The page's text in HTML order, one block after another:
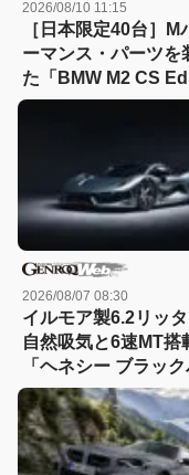
2026/08/10 11:15
［日本限定40台］M
ーマンス・パーツを
た「BMW M2 CS
EDGE」が登場
2026/08/07 08:30
イルモア製6.2リッ
自然吸気と6速MT搭
「ヘネシー ブラッ
ド」がデビュー【動